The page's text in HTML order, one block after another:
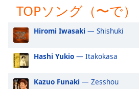
opens
subtitles
settings
dialog
subtitles
off
TOPソング（〜で）
Hiromi Iwasaki — Shishuki
Hashi Yukio — Itakokasa
Kazuo Funaki — Zesshou